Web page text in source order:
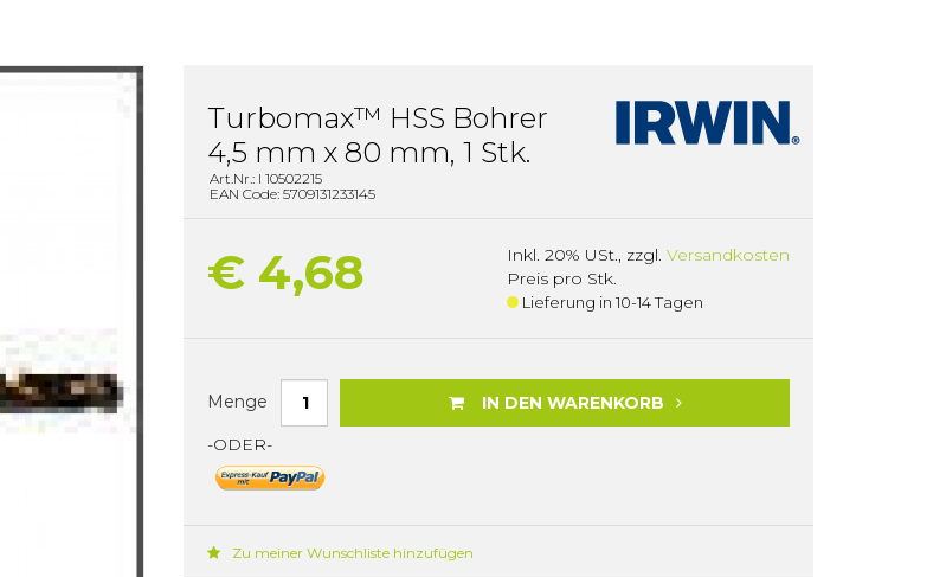
Turbomax™ HSS Bohrer
4,5 mm x 80 mm, 1 Stk.
Art.Nr.: I 10502215
EAN Code: 5709131233145
€ 4,68 Inkl. 20% USt., zzgl. Versandkosten
Preis pro Stk.
Lieferung in 10-14 Tagen
Menge
IN DEN WARENKORB
-ODER-
Zu meiner Wunschliste hinzufügen